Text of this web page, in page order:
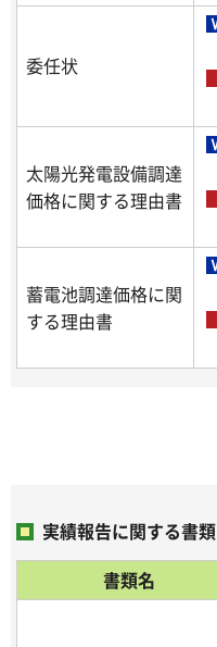
委任状
太陽光発電設備調達
価格に関する理由書
蓄電池調達価格に関
する理由書
実績報告に関する書類
書類名